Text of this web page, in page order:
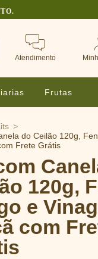
Atendimento
Frutas
>
do Ceilão 120g,
Frete Grátis
120g,
e
com